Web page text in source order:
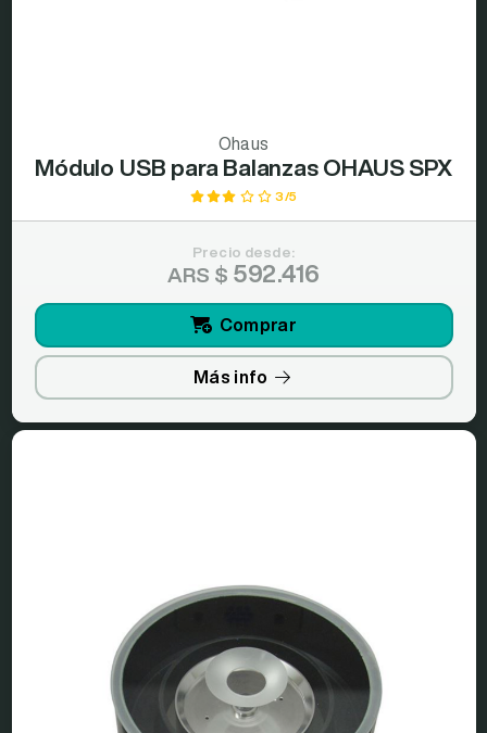
Ohaus
Módulo USB para Balanzas OHAUS SPX
3/5
Precio desde:
ARS $ 592.416
Comprar
Más info